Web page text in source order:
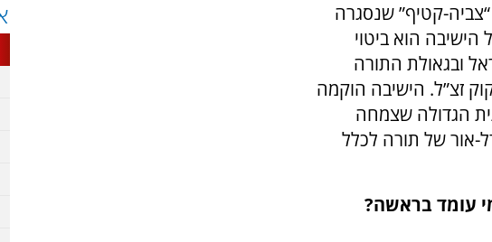
קטיף” שנסגרה
הוא ביטוי
ובגאולת התורה
זצ”ל. הישיבה הוקמה
הגדולה שצמחה
אור של תורה לכלל
עומד בראשה?